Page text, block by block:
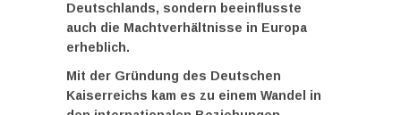
Deutschlands, sondern beeinflusste
auch die Machtverhältnisse in Europa
erheblich.
Mit der Gründung des Deutschen
Kaiserreichs kam es zu einem Wandel in